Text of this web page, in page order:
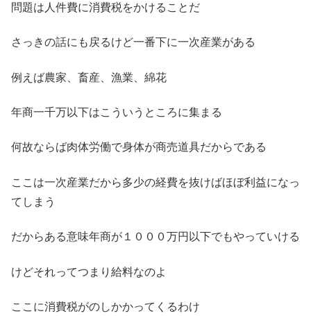
問題は人件費に消費税をかけることだ
さっきの話にも戻るけど一番下に一次産業がある
例えば農家、畜産、漁業、綿花
年商一千万以下はこういうところに集まる
何故ならば肉体労働で身体が商売道具だからである
ここは一次産業だから多少の経費を抜けばほぼ利益になっ
てしまう
だからある意味年商が１０００万円以下でもやっていける
けどそれってつまり給料なのよ
ここに消費税がのしかかってくるわけ